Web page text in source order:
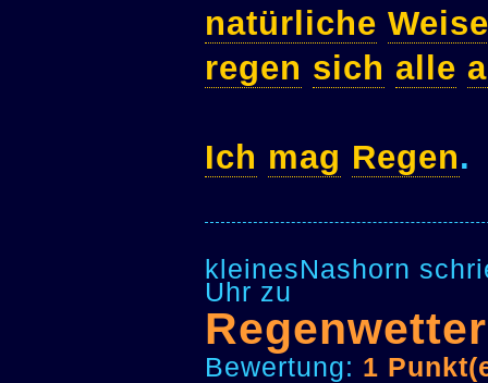
natürliche Weise
regen sich alle
Ich mag Regen.
kleinesNashorn
Uhr zu
Regenwetter
Bewertung: 1